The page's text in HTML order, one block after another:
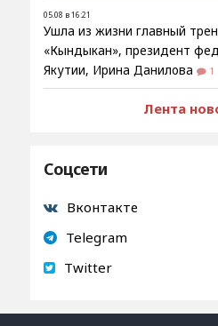
05.08 в 16:21
Ушла из жизни главный
«Кындыкан», президент
Якутии, Ирина Данилова
1
Лента
Соцсети
Вконтакте
Telegram
Twitter